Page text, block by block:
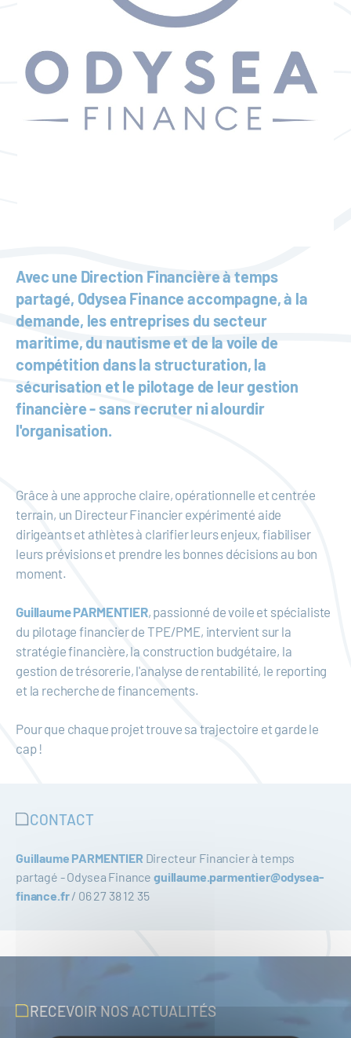
Avec une Direction Financière à temps
partagé, Odysea Finance accompagne, à la
demande, les entreprises du secteur
maritime, du nautisme et de la voile de
compétition dans la structuration, la
sécurisation et le pilotage de leur gestion
financière - sans recruter ni alourdir
l'organisation.
Grâce à une approche claire, opérationnelle et centrée
terrain, un Directeur Financier expérimenté aide
dirigeants et athlètes à clarifier leurs enjeux, fiabiliser
leurs prévisions et prendre les bonnes décisions au bon
moment.
Guillaume PARMENTIER, passionné de voile et spécialiste
du pilotage financier de TPE/PME, intervient sur la
stratégie financière, la construction budgétaire, la
gestion de trésorerie, l'analyse de rentabilité, le reporting
et la recherche de financements.
Pour que chaque projet trouve sa trajectoire et garde le
cap !
CONTACT
Guillaume PARMENTIER Directeur Financier à temps
partagé - Odysea Finance guillaume.parmentier@odysea-
finance.fr/ 06 27 38 12 35
RECEVOIR NOS ACTUALITÉS